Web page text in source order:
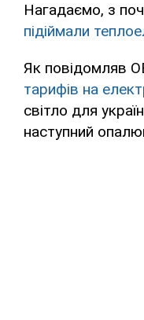
Нагадаємо, з
підіймали
Як повідомляв
тарифів на
світло для
наступний